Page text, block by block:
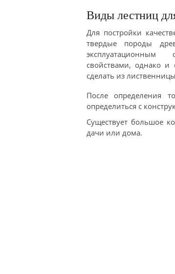
Виды лестниц
Для постройки
твердые породы
свойствами, однако
сделать из
После определения
определиться с
Существует большое
дачи или дома.